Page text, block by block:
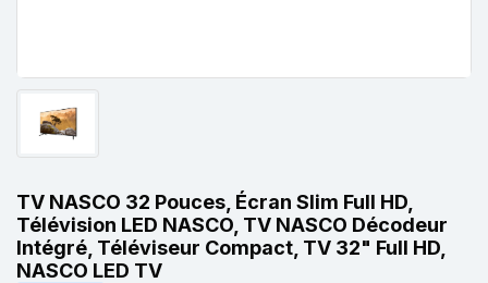
TV NASCO 32 Pouces, Écran Slim Full HD,
Télévision LED NASCO, TV NASCO Décodeur
Intégré, Téléviseur Compact, TV 32" Full HD,
NASCO LED TV